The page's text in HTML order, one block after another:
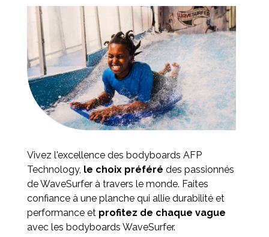
Vivez l'excellence des bodyboards AFP
Technology, le choix préféré des passionnés
de WaveSurfer à travers le monde. Faites
confiance à une planche qui allie durabilité et
performance et profitez de chaque vague
avec les bodyboards WaveSurfer.